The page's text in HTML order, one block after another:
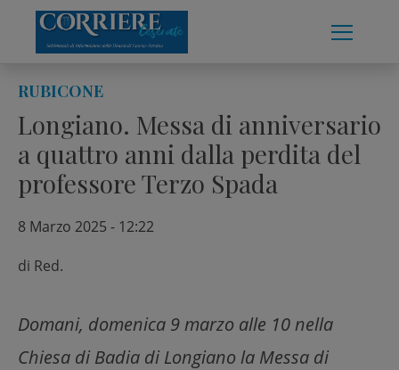
content
RUBICONE
Longiano. Messa di anniversario
a quattro anni dalla perdita del
professore Terzo Spada
8 Marzo 2025 - 12:22
di Red.
Domani, domenica 9 marzo alle 10 nella
Chiesa di Badia di Longiano la Messa di